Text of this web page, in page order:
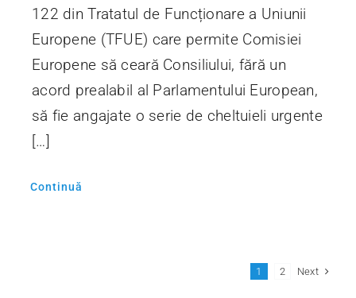
122 din Tratatul de Funcționare a Uniunii
Europene (TFUE) care permite Comisiei
Europene să ceară Consiliului, fără un
acord prealabil al Parlamentului European,
să fie angajate o serie de cheltuieli urgente
[…]
Continuă
1 2 Next